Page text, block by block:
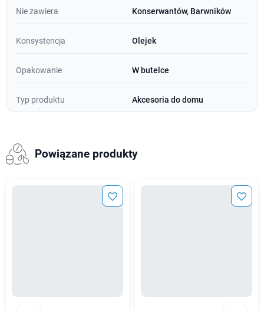
Nie zawiera Konserwantów, Barwników
Konsystencja Olejek
Opakowanie W butelce
Typ produktu Akcesoria do domu
Powiązane produkty